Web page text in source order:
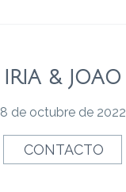
IRIA & JOAO
8 de octubre de 2022
CONTACTO